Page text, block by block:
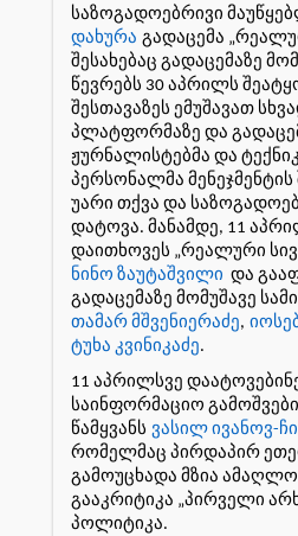
საზოგადოებრივი
დახურა გადაცემა
შესახებაც გადაცემაზე
წევრებს 30 აპრილს
შესთავაზეს ემუშავათ
პლატფორმაზე და
ჟურნალისტებმა და
პერსონალმა მენეჯმენტის
უარი თქვა და
დატოვა. მანამდე, 11
დაითხოვეს „რეალური
ნინო ზაუტაშვილი და
გადაცემაზე მომუშავე
თამარ მშვენიერაძე,
ტუხა კვინიკაძე.
11 აპრილსვე
საინფორმაციო
წამყვანს ვასილ ივანოვ-
რომელმაც პირდაპირ
გამოუცხადა მზია
გააკრიტიკა „პირველი
პოლიტიკა.